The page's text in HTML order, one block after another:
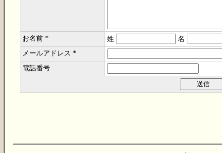
お名前 * 姓
名
メールアドレス *
電話番号